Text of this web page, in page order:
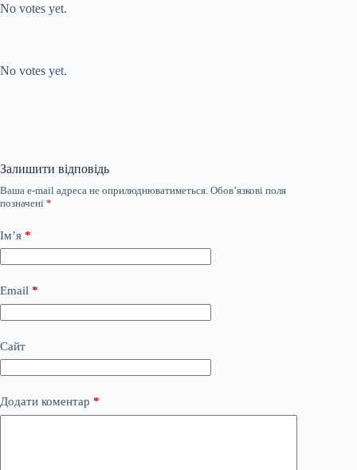
No votes yet.
No votes yet.
Залишити відповідь
Ваша e-mail адреса не оприлюднюватиметься. Обов’язкові поля
позначені *
Ім’я *
Email *
Сайт
Додати коментар *